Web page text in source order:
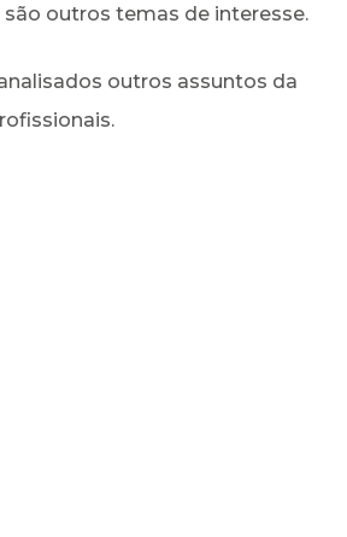
outros temas de interesse.
outros assuntos da